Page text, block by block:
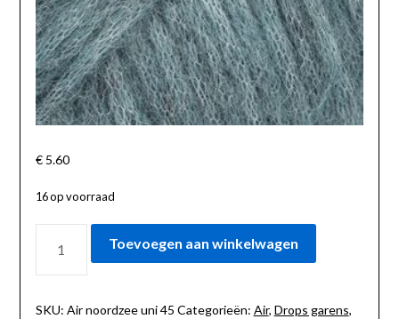
€5.60
16 op voorraad
NOORDZEE
AANTAL
Toevoegen aan winkelwagen
SKU: Air noordzee uni 45 Categorieën: Air, Drops garens,